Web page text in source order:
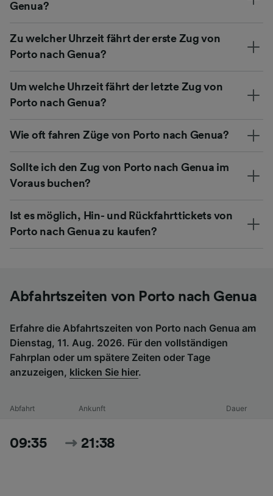
Genua?
Zu welcher Uhrzeit fährt der erste Zug von
Porto nach Genua?
Um welche Uhrzeit fährt der letzte Zug von
Porto nach Genua?
Wie oft fahren Züge von Porto nach Genua?
Sollte ich den Zug von Porto nach Genua im
Voraus buchen?
Ist es möglich, Hin- und Rückfahrttickets von
Porto nach Genua zu kaufen?
Abfahrtszeiten von Porto nach Genua
Erfahre die Abfahrtszeiten von Porto nach Genua am
Dienstag, 11. Aug. 2026. Für den vollständigen
Fahrplan oder um spätere Zeiten oder Tage
anzuzeigen, klicken Sie hier.
Abfahrt Ankunft Dauer
09:35 21:38